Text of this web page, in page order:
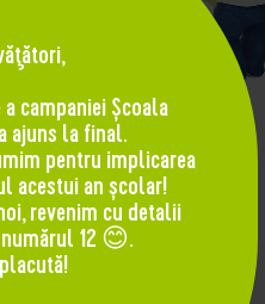
campaniei Școala
ajuns la final.
pentru implicarea
acestui an școlar!
revenim cu detalii
12 😊.
pe
"Deplasarea pe